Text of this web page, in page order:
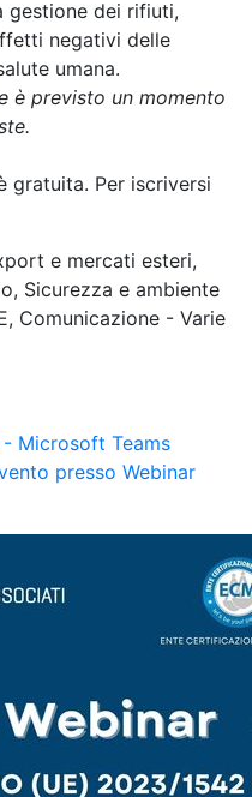
gestione dei rifiuti,
negativi delle
umana.
è previsto un momento
gratuita. Per iscriversi
e mercati esteri,
Sicurezza e ambiente
Comunicazione - Varie
Microsoft Teams
presso Webinar